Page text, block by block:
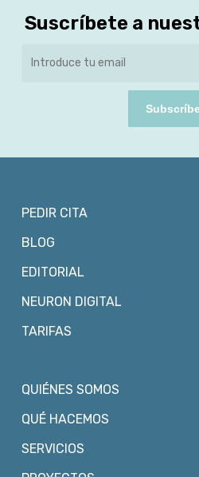
Suscríbete a
PEDIR CITA
BLOG
EDITORIAL
NEURON DIGITAL
TARIFAS
QUIÉNES SOMOS
QUÉ HACEMOS
SERVICIOS